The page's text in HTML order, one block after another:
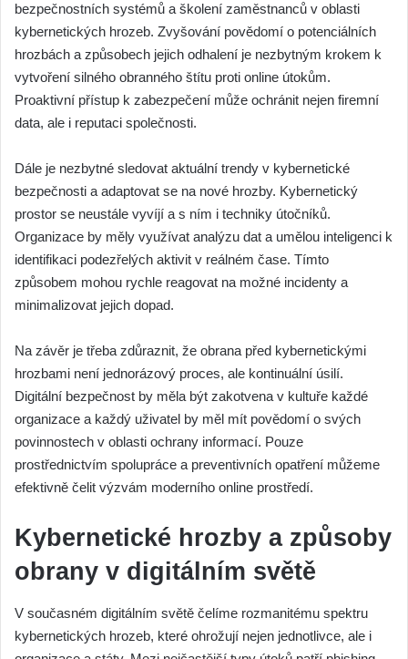
bezpečnostních systémů a školení zaměstnanců v oblasti
kybernetických hrozeb. Zvyšování povědomí o potenciálních
hrozbách a způsobech jejich odhalení je nezbytným krokem k
vytvoření silného obranného štítu proti online útokům.
Proaktivní přístup k zabezpečení může ochránit nejen firemní
data, ale i reputaci společnosti.
Dále je nezbytné sledovat aktuální trendy v kybernetické
bezpečnosti a adaptovat se na nové hrozby. Kybernetický
prostor se neustále vyvíjí a s ním i techniky útočníků.
Organizace by měly využívat analýzu dat a umělou inteligenci k
identifikaci podezřelých aktivit v reálném čase. Tímto
způsobem mohou rychle reagovat na možné incidenty a
minimalizovat jejich dopad.
Na závěr je třeba zdůraznit, že obrana před kybernetickými
hrozbami není jednorázový proces, ale kontinuální úsilí.
Digitální bezpečnost by měla být zakotvena v kultuře každé
organizace a každý uživatel by měl mít povědomí o svých
povinnostech v oblasti ochrany informací. Pouze
prostřednictvím spolupráce a preventivních opatření můžeme
efektivně čelit výzvám moderního online prostředí.
Kybernetické hrozby a způsoby
obrany v digitálním světě
V současném digitálním světě čelíme rozmanitému spektru
kybernetických hrozeb, které ohrožují nejen jednotlivce, ale i